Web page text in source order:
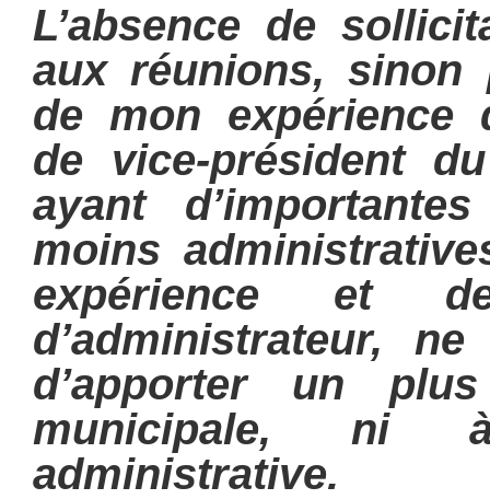
L’absence de
aux réunions,
de mon expérience
de vice-président
ayant
moins
expérience et
d’administrateur,
d’apporter un
municipale, ni
administrative.